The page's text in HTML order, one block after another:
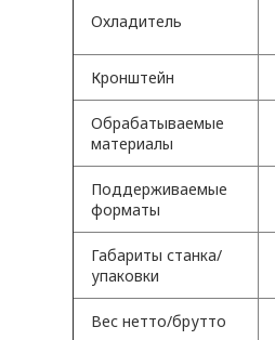
Охладитель
Кронштейн
Обрабатываемые
материалы
Поддерживаемые
форматы
Габариты станка/
упаковки
Вес нетто/брутто